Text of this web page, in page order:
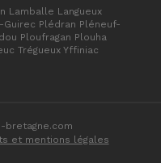
Lamballe Langueux
Plédran Pléneuf-
Ploufragan Plouha
Trégueux Yffiniac
bretagne.com
et mentions légales